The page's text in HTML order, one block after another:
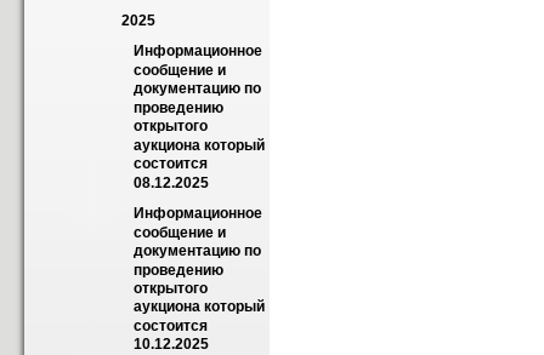
2025
Информационное
сообщение и
документацию по
проведению
открытого
аукциона который
состоится
08.12.2025
Информационное
сообщение и
документацию по
проведению
открытого
аукциона который
состоится
10.12.2025